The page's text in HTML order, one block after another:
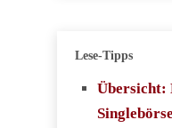
Lese-Tipps
Übersicht: